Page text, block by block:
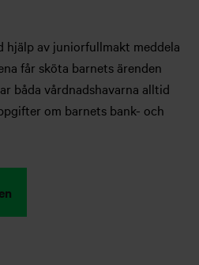
hjälp av juniorfullmakt meddela
får sköta barnets ärenden
båda vårdnadshavarna alltid
om barnets bank- och